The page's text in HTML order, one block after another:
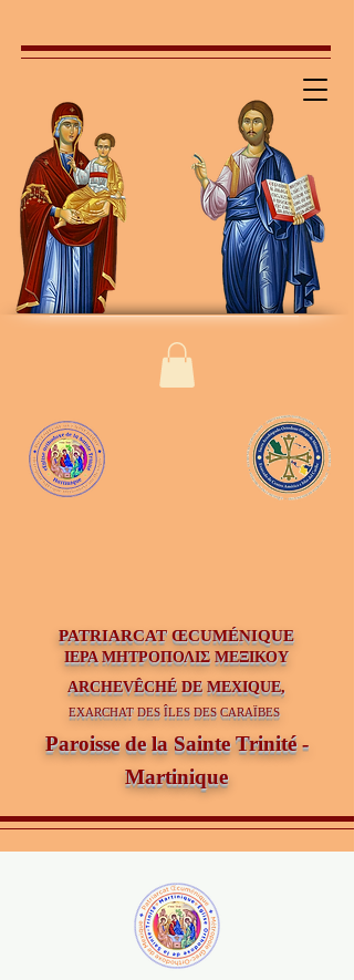
PATRIARCAT ŒCUMÉNIQUE
ΙΕΡΑ ΜΗΤΡΟΠΟΛΙΣ ΜΕΞΙΚΟΥ
ARCHEVÊCHÉ DE MEXIQUE,
EXARCHAT DES ÎLES DES CARAÏBES
Paroisse de la Sainte Trinité -
Martinique